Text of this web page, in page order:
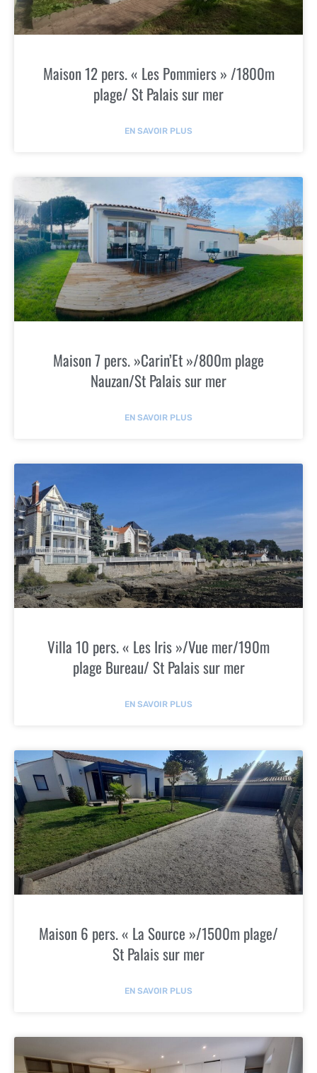
Maison 12 pers. « Les Pommiers » /1800m
plage/ St Palais sur mer
EN SAVOIR PLUS
Maison 7 pers. »Carin’Et »/800m plage
Nauzan/St Palais sur mer
EN SAVOIR PLUS
Villa 10 pers. « Les Iris »/Vue mer/190m
plage Bureau/ St Palais sur mer
EN SAVOIR PLUS
Maison 6 pers. « La Source »/1500m plage/
St Palais sur mer
EN SAVOIR PLUS